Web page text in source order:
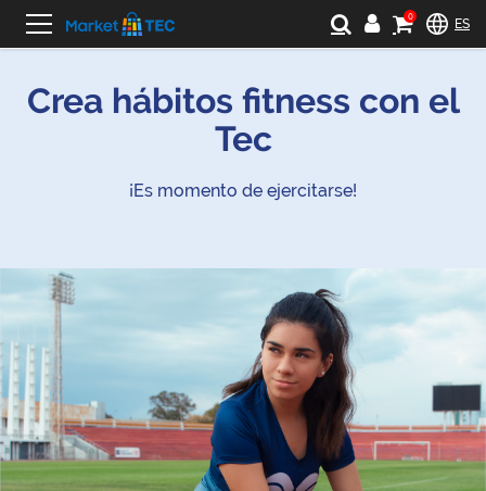
0 ES
Crea hábitos fitness con el
Tec
¡Es momento de ejercitarse!